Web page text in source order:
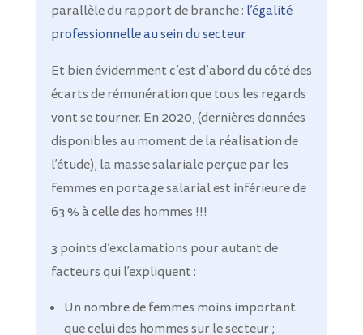
parallèle du rapport de branche : l’égalité
professionnelle au sein du secteur.
Et bien évidemment c’est d’abord du côté des
écarts de rémunération que tous les regards
vont se tourner. En 2020, (dernières données
disponibles au moment de la réalisation de
l’étude), la masse salariale perçue par les
femmes en portage salarial est inférieure de
63 % à celle des hommes !!!
3 points d’exclamations pour autant de
facteurs qui l’expliquent :
Un nombre de femmes moins important
que celui des hommes sur le secteur ;